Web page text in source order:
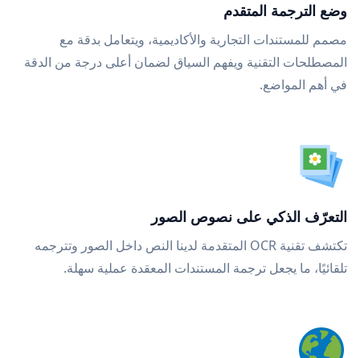
وضع الترجمة المتقدم
مصمم للمستندات التجارية والأكاديمية، ويتعامل بدقة مع
المصطلحات التقنية ويفهم السياق لضمان أعلى درجة من الدقة
في أهم المواضع.
التعرّف الذكي على نصوص الصور
تكتشف تقنية OCR المتقدمة لدينا النص داخل الصور وتترجمه
تلقائيًا، ما يجعل ترجمة المستندات المعقدة عملية سهلة.